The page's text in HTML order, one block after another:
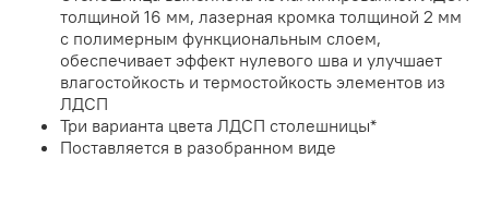
толщиной 16 мм, лазерная кромка толщиной 2 мм
с полимерным функциональным слоем,
обеспечивает эффект нулевого шва и улучшает
влагостойкость и термостойкость элементов из
ЛДСП
Три варианта цвета ЛДСП столешницы*
Поставляется в разобранном виде